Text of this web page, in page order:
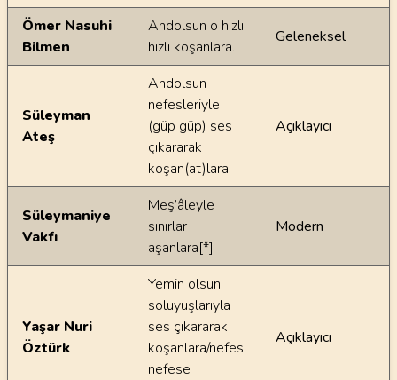
Ömer Nasuhi
Bilmen
Andolsun o hızlı
hızlı koşanlara.
Geleneksel
Süleyman
Ateş
Andolsun
nefesleriyle
(güp güp) ses
çıkararak
koşan(at)lara,
Açıklayıcı
Süleymaniye
Vakfı
Meş’âleyle
sınırlar
aşanlara[*]
Modern
Yaşar Nuri
Öztürk
Yemin olsun
soluyuşlarıyla
ses çıkararak
koşanlara/nefes
nefese
Açıklayıcı